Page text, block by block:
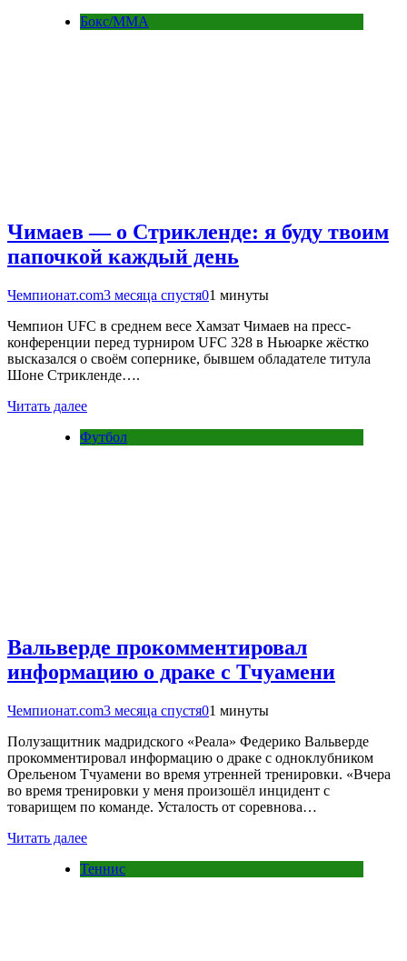
Бокс/MMA
Чимаев — о Стрикленде: я буду твоим
папочкой каждый день
Чемпионат.com3 месяца спустя01 минуты
Чемпион UFC в среднем весе Хамзат Чимаев на пресс-
конференции перед турниром UFC 328 в Ньюарке жёстко
высказался о своём сопернике, бывшем обладателе титула
Шоне Стрикленде….
Читать далее
Футбол
Вальверде прокомментировал
информацию о драке с Тчуамени
Чемпионат.com3 месяца спустя01 минуты
Полузащитник мадридского «Реала» Федерико Вальверде
прокомментировал информацию о драке с одноклубником
Орельеном Тчуамени во время утренней тренировки. «Вчера
во время тренировки у меня произошёл инцидент с
товарищем по команде. Усталость от соревнова…
Читать далее
Теннис